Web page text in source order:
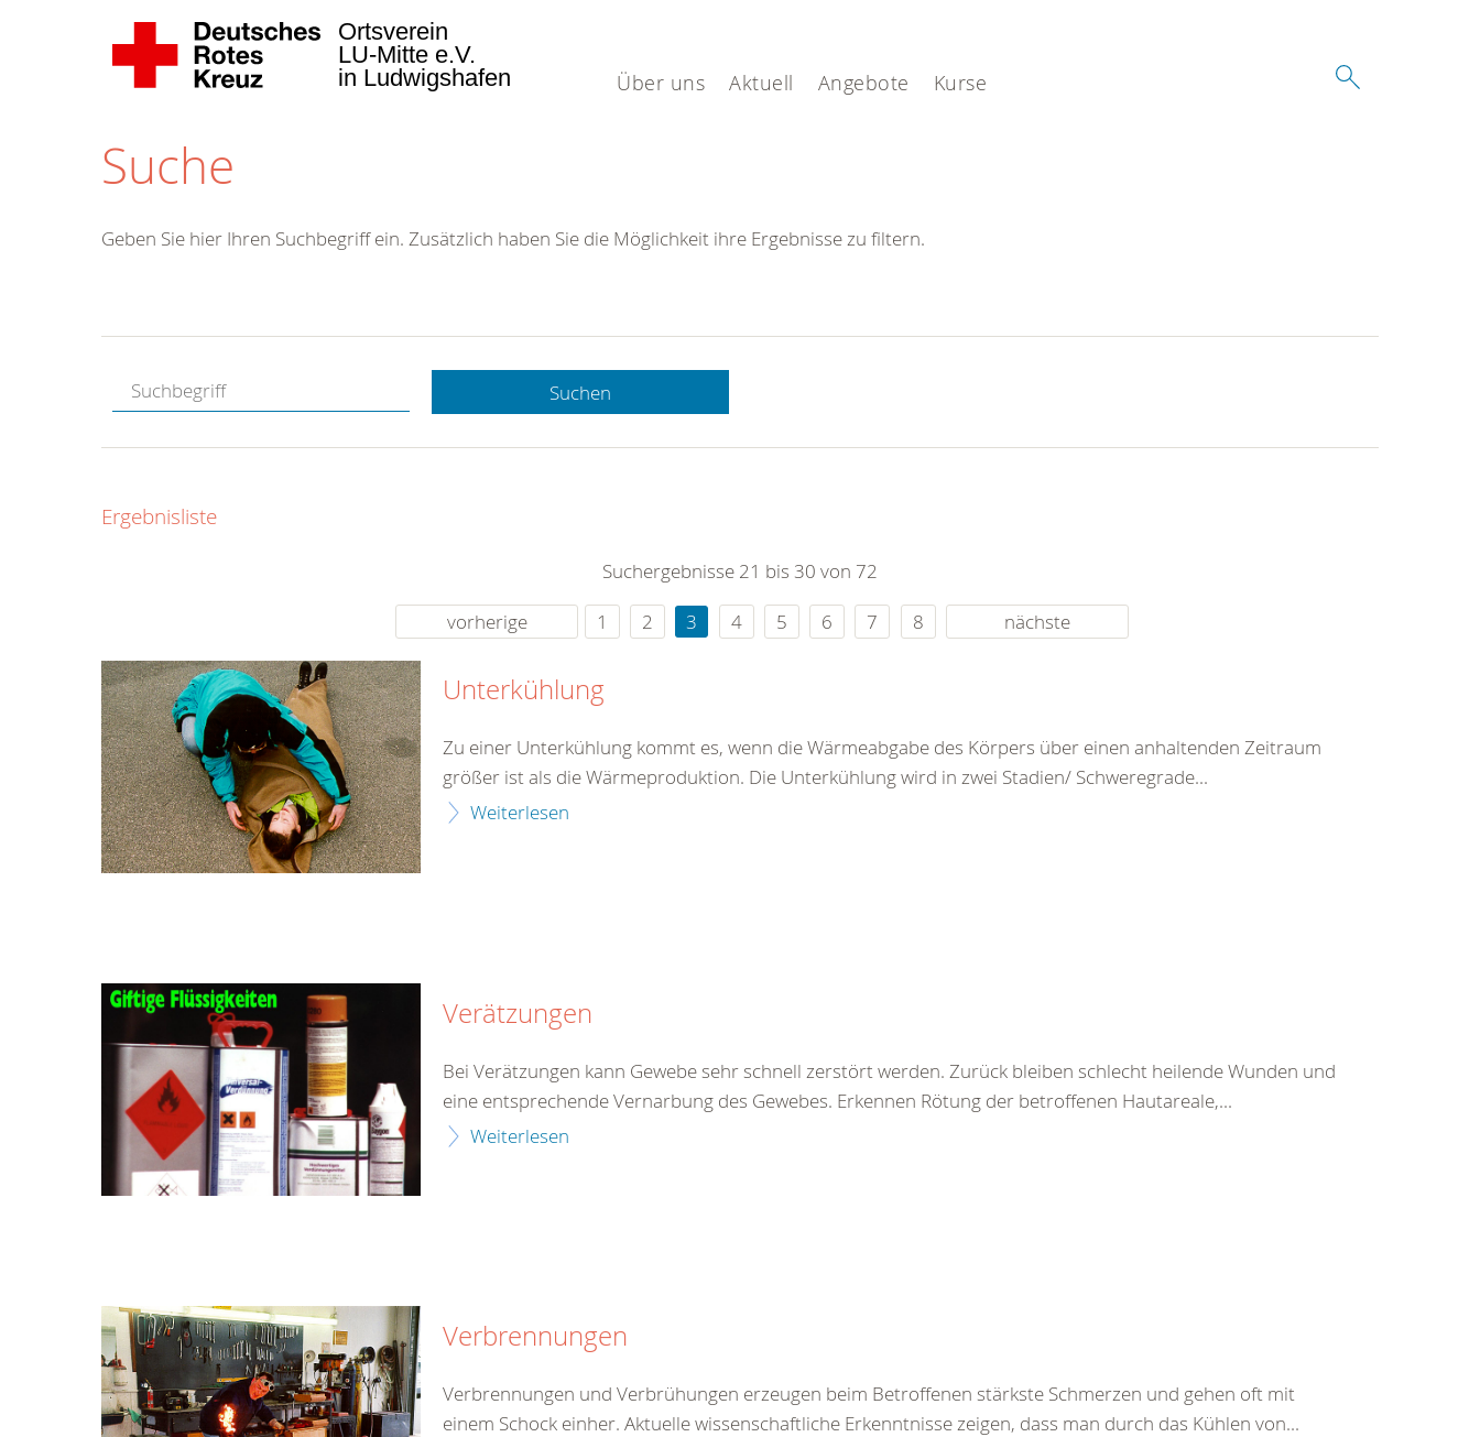
Über uns Aktuell Angebote Kurse
Ortsverein
LU-Mitte e.V.
in Ludwigshafen
Suche
Hotline.
gerne.
rund um die Uhr
Geben Sie hier Ihren Suchbegriff ein. Zusätzlich haben Sie die Möglichkeit ihre Ergebnisse zu filtern.
Suchen
Ergebnisliste
Suchergebnisse 21 bis 30 von 72
vorherige
1 2 3 4 5 6 7 8 nächste
Unterkühlung
Zu einer Unterkühlung kommt es, wenn die Wärmeabgabe des Körpers über einen anhaltenden Zeitraum
größer ist als die Wärmeproduktion. Die Unterkühlung wird in zwei Stadien/ Schweregrade...
Weiterlesen
Verätzungen
Bei Verätzungen kann Gewebe sehr schnell zerstört werden. Zurück bleiben schlecht heilende Wunden und
eine entsprechende Vernarbung des Gewebes. Erkennen Rötung der betroffenen Hautareale,...
Weiterlesen
Verbrennungen
Verbrennungen und Verbrühungen erzeugen beim Betroffenen stärkste Schmerzen und gehen oft mit
einem Schock einher. Aktuelle wissenschaftliche Erkenntnisse zeigen, dass man durch das Kühlen von...